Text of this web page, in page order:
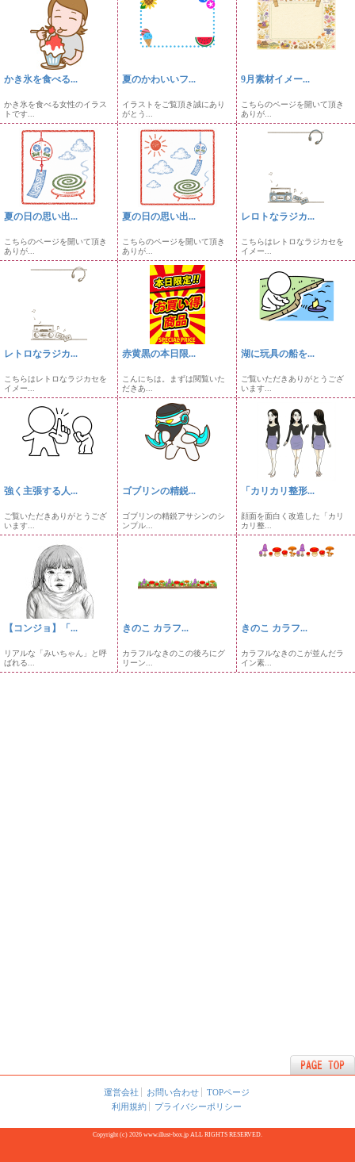
かき氷を食べる...
かき氷を食べる女性のイラス
トです...
夏のかわいいフ...
イラストをご覧頂き誠にあり
がとう...
9月素材イメー...
こちらのページを開いて頂き
ありが...
夏の日の思い出...
こちらのページを開いて頂き
ありが...
夏の日の思い出...
こちらのページを開いて頂き
ありが...
レロトなラジカ...
こちらはレトロなラジカセを
イメー...
レトロなラジカ...
こちらはレトロなラジカセを
イメー...
赤黄黒の本日限...
こんにちは。まずは閲覧いた
だきあ...
湖に玩具の船を...
ご覧いただきありがとうござ
います...
強く主張する人...
ご覧いただきありがとうござ
います...
ゴブリンの精鋭...
ゴブリンの精鋭アサシンのシ
ンプル...
「カリカリ整形...
顔面を面白く改造した「カリ
カリ整...
【コンジョ】「...
リアルな「みいちゃん」と呼
ばれる...
きのこ カラフ...
カラフルなきのこの後ろにグ
リーン...
きのこ カラフ...
カラフルなきのこが並んだラ
イン素...
運営会社 お問い合わせ
TOPページ
利用規約
プライバシーポリシー
Copyright (c) 2026 www.illust-box.jp ALL RIGHTS RESERVED.